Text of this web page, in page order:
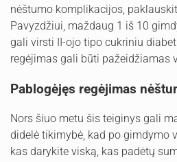
nėštumo komplikacijos,
Pavyzdžiui, maždaug 1 iš 10
gali virsti II-ojo tipo cukriniu
regėjimas gali būti pažeidžiamas
Pablogėjęs regėjimas
Nors šiuo metu šis teiginys gali
didelė tikimybė, kad po gimdymo
kas darykite viską, kas padėtų